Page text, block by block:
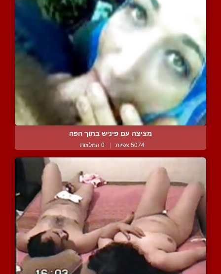
מציצה עם פיניש בתוך הפה
5074 צפיות | 0 המלצות